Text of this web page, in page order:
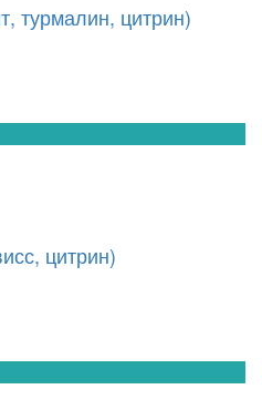
турмалин, цитрин)
цитрин)